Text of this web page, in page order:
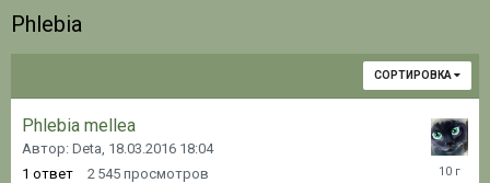
Phlebia
СОРТИРОВКА
Phlebia mellea
Автор: Deta, 18.03.2016 18:04
1 ответ 2 545 просмотров